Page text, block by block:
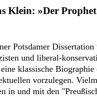
Klein: »Der
Potsdamer
und liberal-
klassische
vorzulegen.
in und mit den